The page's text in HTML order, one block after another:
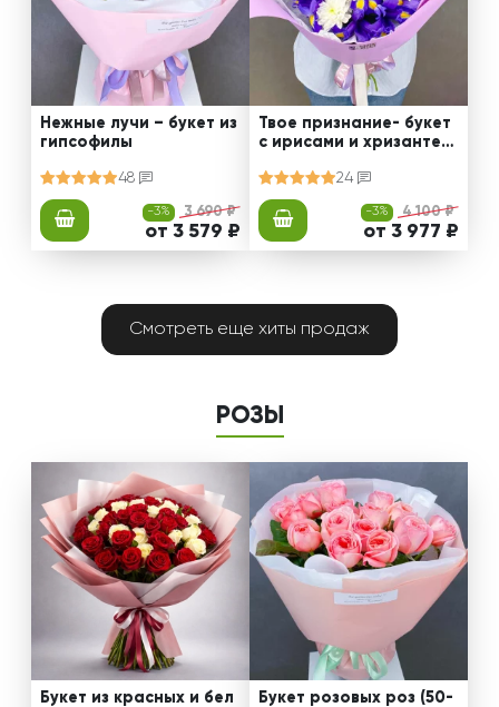
Нежные лучи – букет из
гипсофилы
48
-3% 3 690 ₽
от 3 579 ₽
Твое признание- букет
с ирисами и хризантем
24
-3% 4 100 ₽
от 3 977 ₽
Смотреть еще хиты продаж
РОЗЫ
Букет из красных и бел
Букет розовых роз (50-